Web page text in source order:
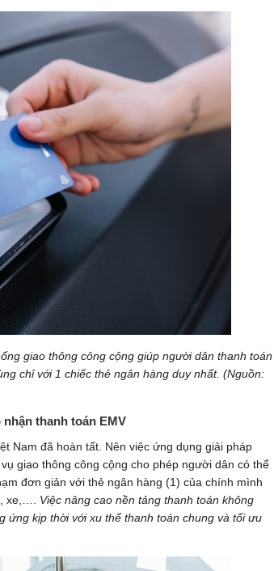
giao thông công cộng giúp người dân thanh toán
chỉ với 1 chiếc thẻ ngân hàng duy nhất. (Nguồn:
thanh toán EMV
Nam đã hoàn tất. Nên việc ứng dụng giải pháp
giao thông công cộng cho phép người dân có thể
đơn giản với thẻ ngân hàng (1) của chính mình
xe,…. Việc nâng cao nền tảng thanh toán không
ứng kịp thời với xu thế thanh toán chung và tối ưu